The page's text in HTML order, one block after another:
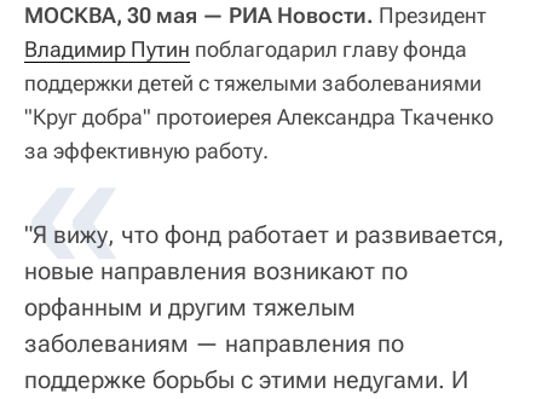
МОСКВА, 30 мая — РИА Новости. Президент
Владимир Путин поблагодарил главу фонда
поддержки детей с тяжелыми заболеваниями
"Круг добра" протоиерея Александра Ткаченко
за эффективную работу.
«
"Я вижу, что фонд работает и развивается,
новые направления возникают по
орфанным и другим тяжелым
заболеваниям — направления по
поддержке борьбы с этими недугами. И